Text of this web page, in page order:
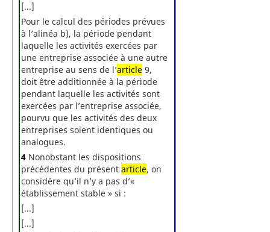
[...]
Pour le calcul des périodes prévues
à l’alinéa b), la période pendant
laquelle les activités exercées par
une entreprise associée à une autre
entreprise au sens de l’article 9,
doit être additionnée à la période
pendant laquelle les activités sont
exercées par l’entreprise associée,
pourvu que les activités des deux
entreprises soient identiques ou
analogues.
4 Nonobstant les dispositions
précédentes du présent article, on
considère qu’il n’y a pas d’«
établissement stable » si :
[...]
[...]